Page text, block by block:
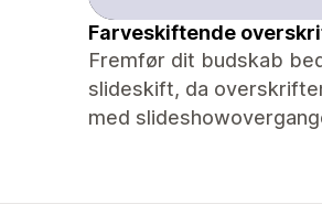
Farveskiftende
Fremfør dit budskab
slideskift, da
med